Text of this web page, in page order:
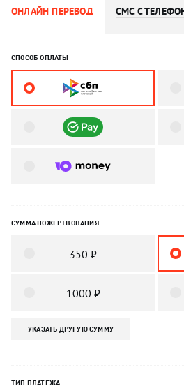
ОНЛАЙН ПЕРЕВОД СМС С
СПОСОБ ОПЛАТЫ
СУММА ПОЖЕРТВОВАНИЯ
350 ₽
1000 ₽
УКАЗАТЬ ДРУГУЮ СУММУ
ТИП ПЛАТЕЖА